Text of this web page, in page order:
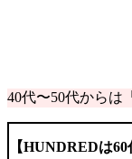
40代〜50代からは
【HUNDREDは